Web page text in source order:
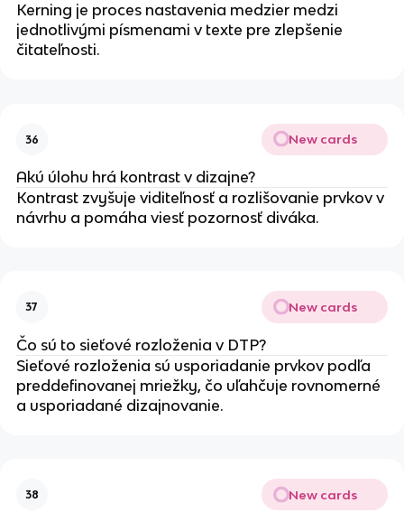
Kerning je proces nastavenia medzier medzi
jednotlivými písmenami v texte pre zlepšenie
čitateľnosti.
36 New cards
Akú úlohu hrá kontrast v dizajne?
Kontrast zvyšuje viditeľnosť a rozlišovanie prvkov v
návrhu a pomáha viesť pozornosť diváka.
37 New cards
Čo sú to sieťové rozloženia v DTP?
Sieťové rozloženia sú usporiadanie prvkov podľa
preddefinovanej mriežky, čo uľahčuje rovnomerné
a usporiadané dizajnovanie.
38 New cards